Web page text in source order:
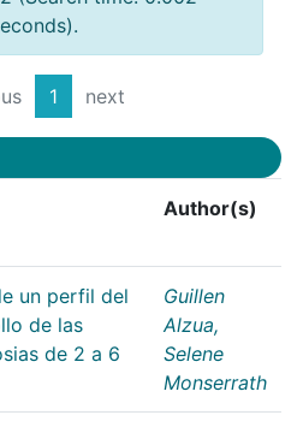
1 next
Author(s)
un perfil del
de las
de 2 a 6
Guillen
Alzua,
Selene
Monserrath